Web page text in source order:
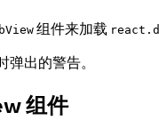
组件来加载
出的警告。
组件